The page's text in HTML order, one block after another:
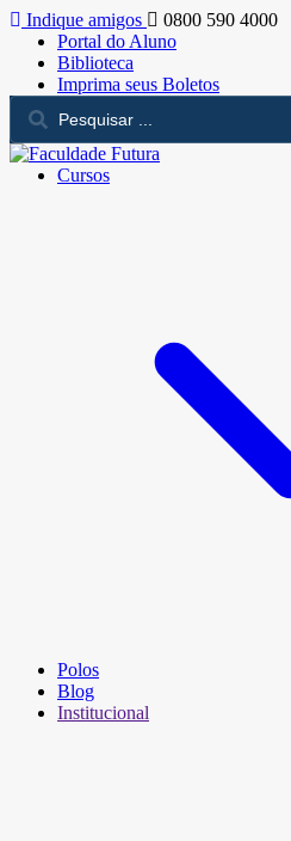
Indique amigos
0800 590 4000
Portal do Aluno
Biblioteca
Imprima seus Boletos
Cursos
Polos
Blog
Institucional